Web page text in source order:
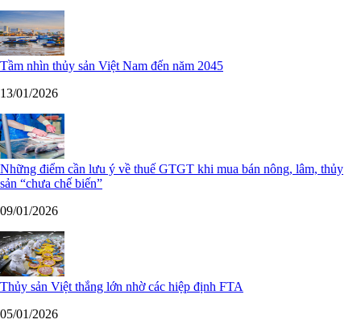
Tầm nhìn thủy sản Việt Nam đến năm 2045
13/01/2026
Những điểm cần lưu ý về thuế GTGT khi mua bán nông, lâm, thủy
sản “chưa chế biến”
09/01/2026
Thủy sản Việt thắng lớn nhờ các hiệp định FTA
05/01/2026